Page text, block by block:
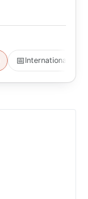
📅 Internationaler